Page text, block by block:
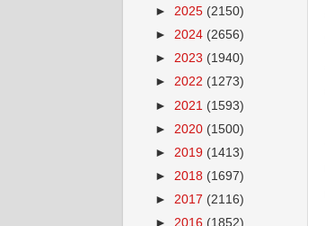
► 2025 (2150)
► 2024 (2656)
► 2023 (1940)
► 2022 (1273)
► 2021 (1593)
► 2020 (1500)
► 2019 (1413)
► 2018 (1697)
► 2017 (2116)
► 2016 (1852)